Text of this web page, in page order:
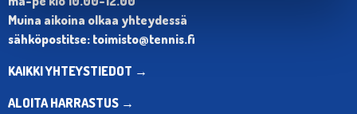
Muina aikoina olkaa yhteydessä
sähköpostitse: toimisto@tennis.fi
KAIKKI YHTEYSTIEDOT →
ALOITA HARRASTUS →